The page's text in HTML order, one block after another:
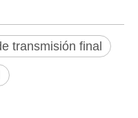
transmisión final